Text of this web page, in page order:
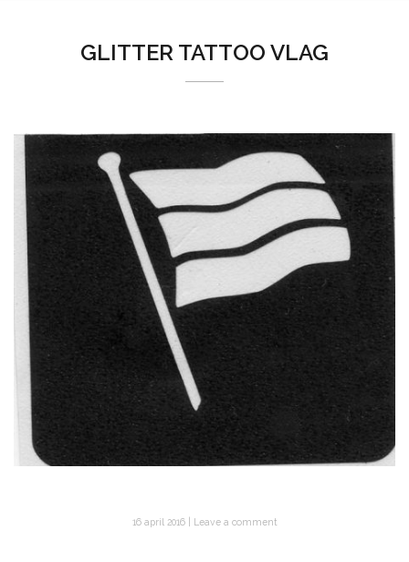
GLITTER TATTOO VLAG
16 april 2016 Leave a comment